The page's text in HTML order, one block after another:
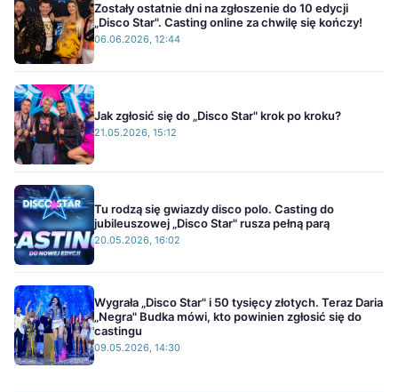
Zostały ostatnie dni na zgłoszenie do 10 edycji
„Disco Star". Casting online za chwilę się kończy!
06.06.2026, 12:44
Jak zgłosić się do „Disco Star" krok po kroku?
21.05.2026, 15:12
Tu rodzą się gwiazdy disco polo. Casting do
jubileuszowej „Disco Star" rusza pełną parą
20.05.2026, 16:02
Wygrała „Disco Star" i 50 tysięcy złotych. Teraz Daria
„Negra" Budka mówi, kto powinien zgłosić się do
castingu
09.05.2026, 14:30